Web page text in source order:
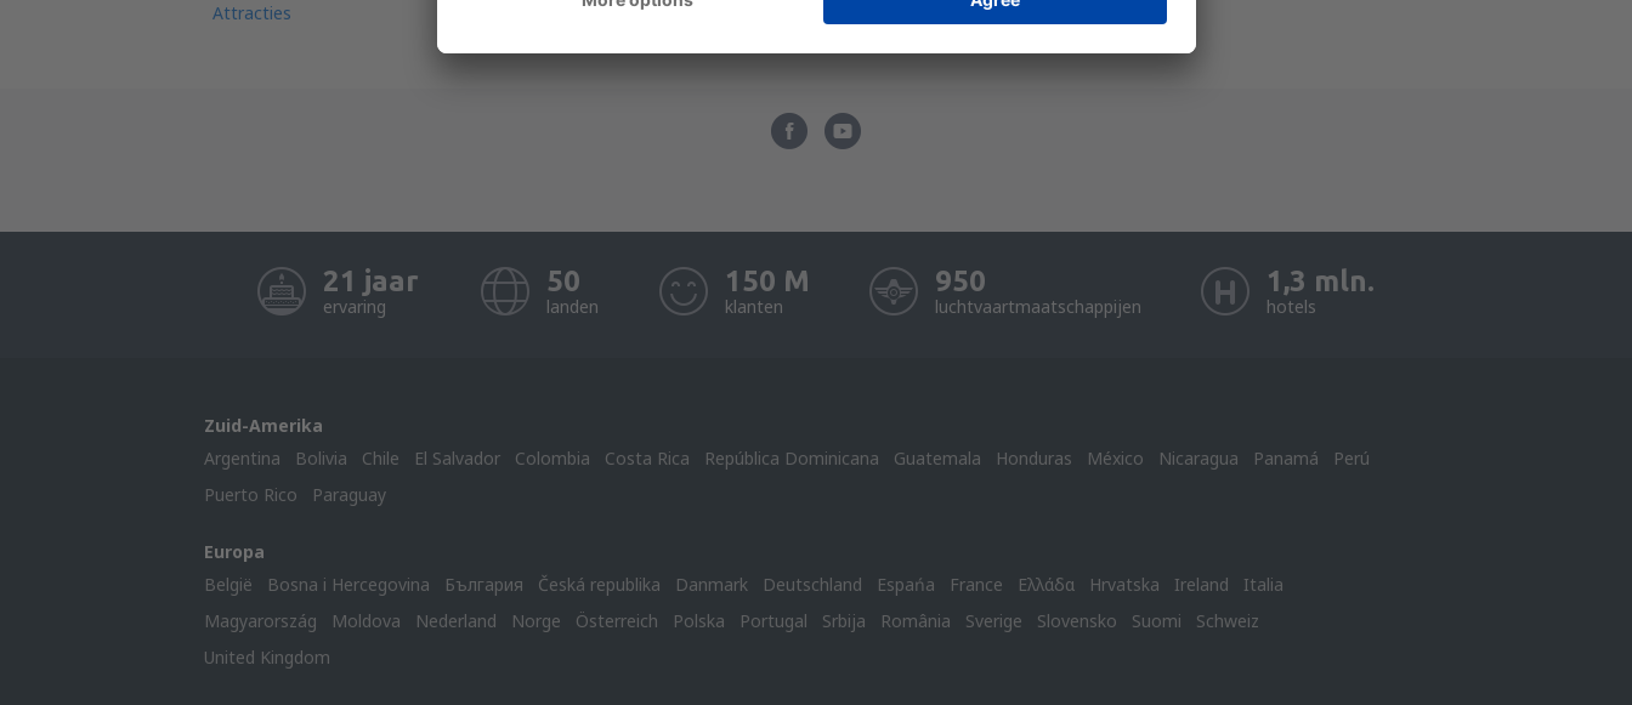
Attracties
21 jaar
ervaring
50
landen
150 M
klanten
950
luchtvaartmaatschappijen
1,3 mln.
hotels
Zuid-Amerika
Argentina
Bolivia Chile El Salvador Colombia Costa Rica República Dominicana Guatemala Honduras México Nicaragua Panamá
Perú
Puerto Rico
Paraguay
Europa
België
Bosna i Hercegovina България Česká republika Danmark Deutschland Espańa France Ελλάδα Hrvatska Ireland
Italia
Magyarország
Moldova Nederland Norge Österreich Polska Portugal Srbija România Sverige Slovensko Suomi
Schweiz
United Kingdom